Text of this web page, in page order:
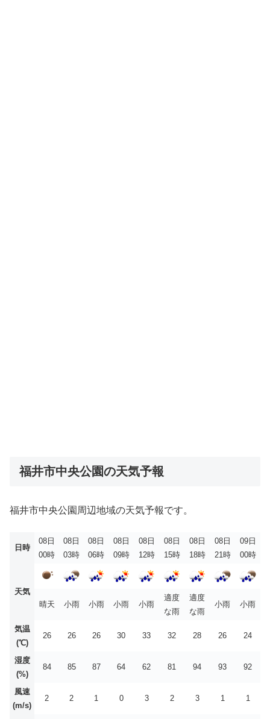
福井市中央公園の天気予報
福井市中央公園周辺地域の天気予報です。
日時
08日
00時
08日
03時
08日
06時
08日
09時
08日
12時
08日
15時
08日
18時
08日
21時
09日
00時
天気
晴天
小雨 小雨 小雨 小雨
適度
な雨
適度
な雨
小雨 小雨
気温
(℃)
26 26 26 30 33 32 28 26 24
湿度
(%)
84 85 87 64 62 81 94 93 92
風速
(m/s)
2 2 1 0 3 2 3 1 1